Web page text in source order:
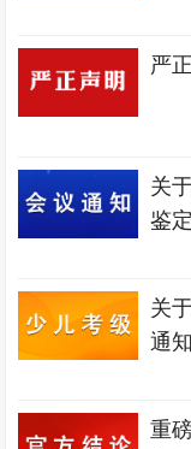
严
关
鉴
关
通知
重